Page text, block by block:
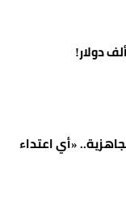
«أي اعتداء